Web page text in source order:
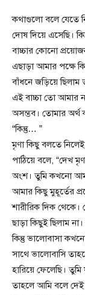
কথাগুলো বলে যেতে
দোষ দিয়ে এসেছি।
বাচ্চার কোনো
এছাড়া আমার পক্ষে
বাঁধনে জড়িয়ে
এই বাচ্চা তো আমার
অসম্ভব। তোমার
“কিন্তু… ”
মৃণা কিছু বলতে
পাঠিয়ে বলে, “দেখ
অংশ। তুমি কখনো
আমার কিছু মুহূর্তের
শারীরিক দিক
ছাড়া কিছুই ছিলাম
কিন্তু ভালোবাসা
সাথে ভালোবাসি
হারিয়ে ফেলেছি।
তাহলে আমি বলে